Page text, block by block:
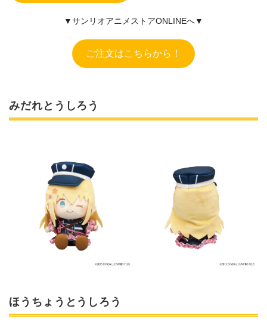
▼サンリオアニメストアONLINEへ▼
ご注文はこちらから！
みだれとうしろう
ほうちょうとうしろう